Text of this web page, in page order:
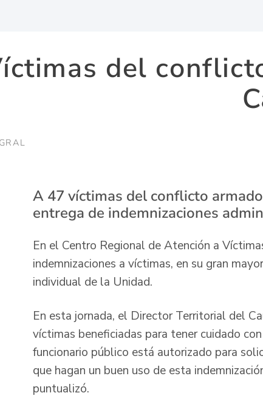
del
A 47 víctimas del conflicto
entrega de indemnizaciones
En el Centro Regional de Atención a
indemnizaciones a víctimas, en su gran
individual de la Unidad.
En esta jornada, el Director Territorial del
víctimas beneficiadas para tener cuidado
funcionario público está autorizado para
que hagan un buen uso de esta
puntualizó.